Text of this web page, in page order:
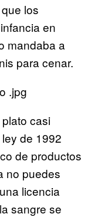
los
en
mandaba a
para cenar.
casi
de 1992
de productos
no puedes
licencia
sangre se